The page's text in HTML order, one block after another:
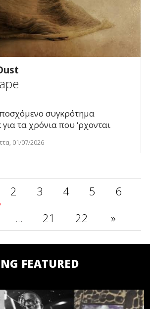
συγκρότημα
τα χρόνια που ‘ρχονται
01/07/2026
2 3 4 5
6
... 21 22 »
FEATURED